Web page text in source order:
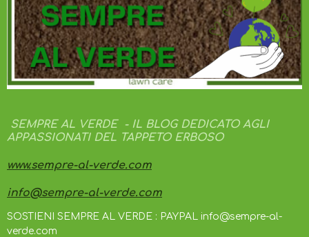
SEMPRE AL VERDE - IL BLOG DEDICATO AGLI
APPASSIONATI DEL TAPPETO ERBOSO
www.sempre-al-verde.com
info@sempre-al-verde.com
SOSTIENI SEMPRE AL VERDE : PAYPAL info@sempre-al-
verde.com